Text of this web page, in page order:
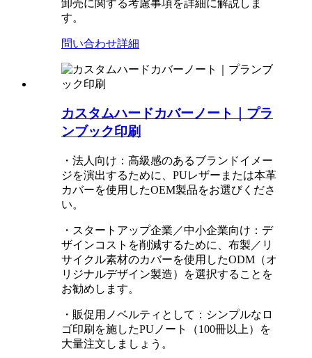
卸売に関する考慮事項を詳細に解説しま
す。
問い合わせ詳細
カスタムハードカバーノート｜プラ
ンブック印刷
・法人向け：高級感のあるブランドイメー
ジを演出するために、PUレザーまたは本革
カバーを使用したOEM製品をお選びくださ
い。
・スタートアップ企業／中小企業向け：デ
ザインコストを削減するために、布製／リ
サイクル素材のカバーを使用したODM（オ
リジナルデザイン製造）を選択することを
お勧めします。
・販促用ノベルティとして：シンプルなロ
ゴ印刷を施したPUノート（100冊以上）を
大量注文しましょう。